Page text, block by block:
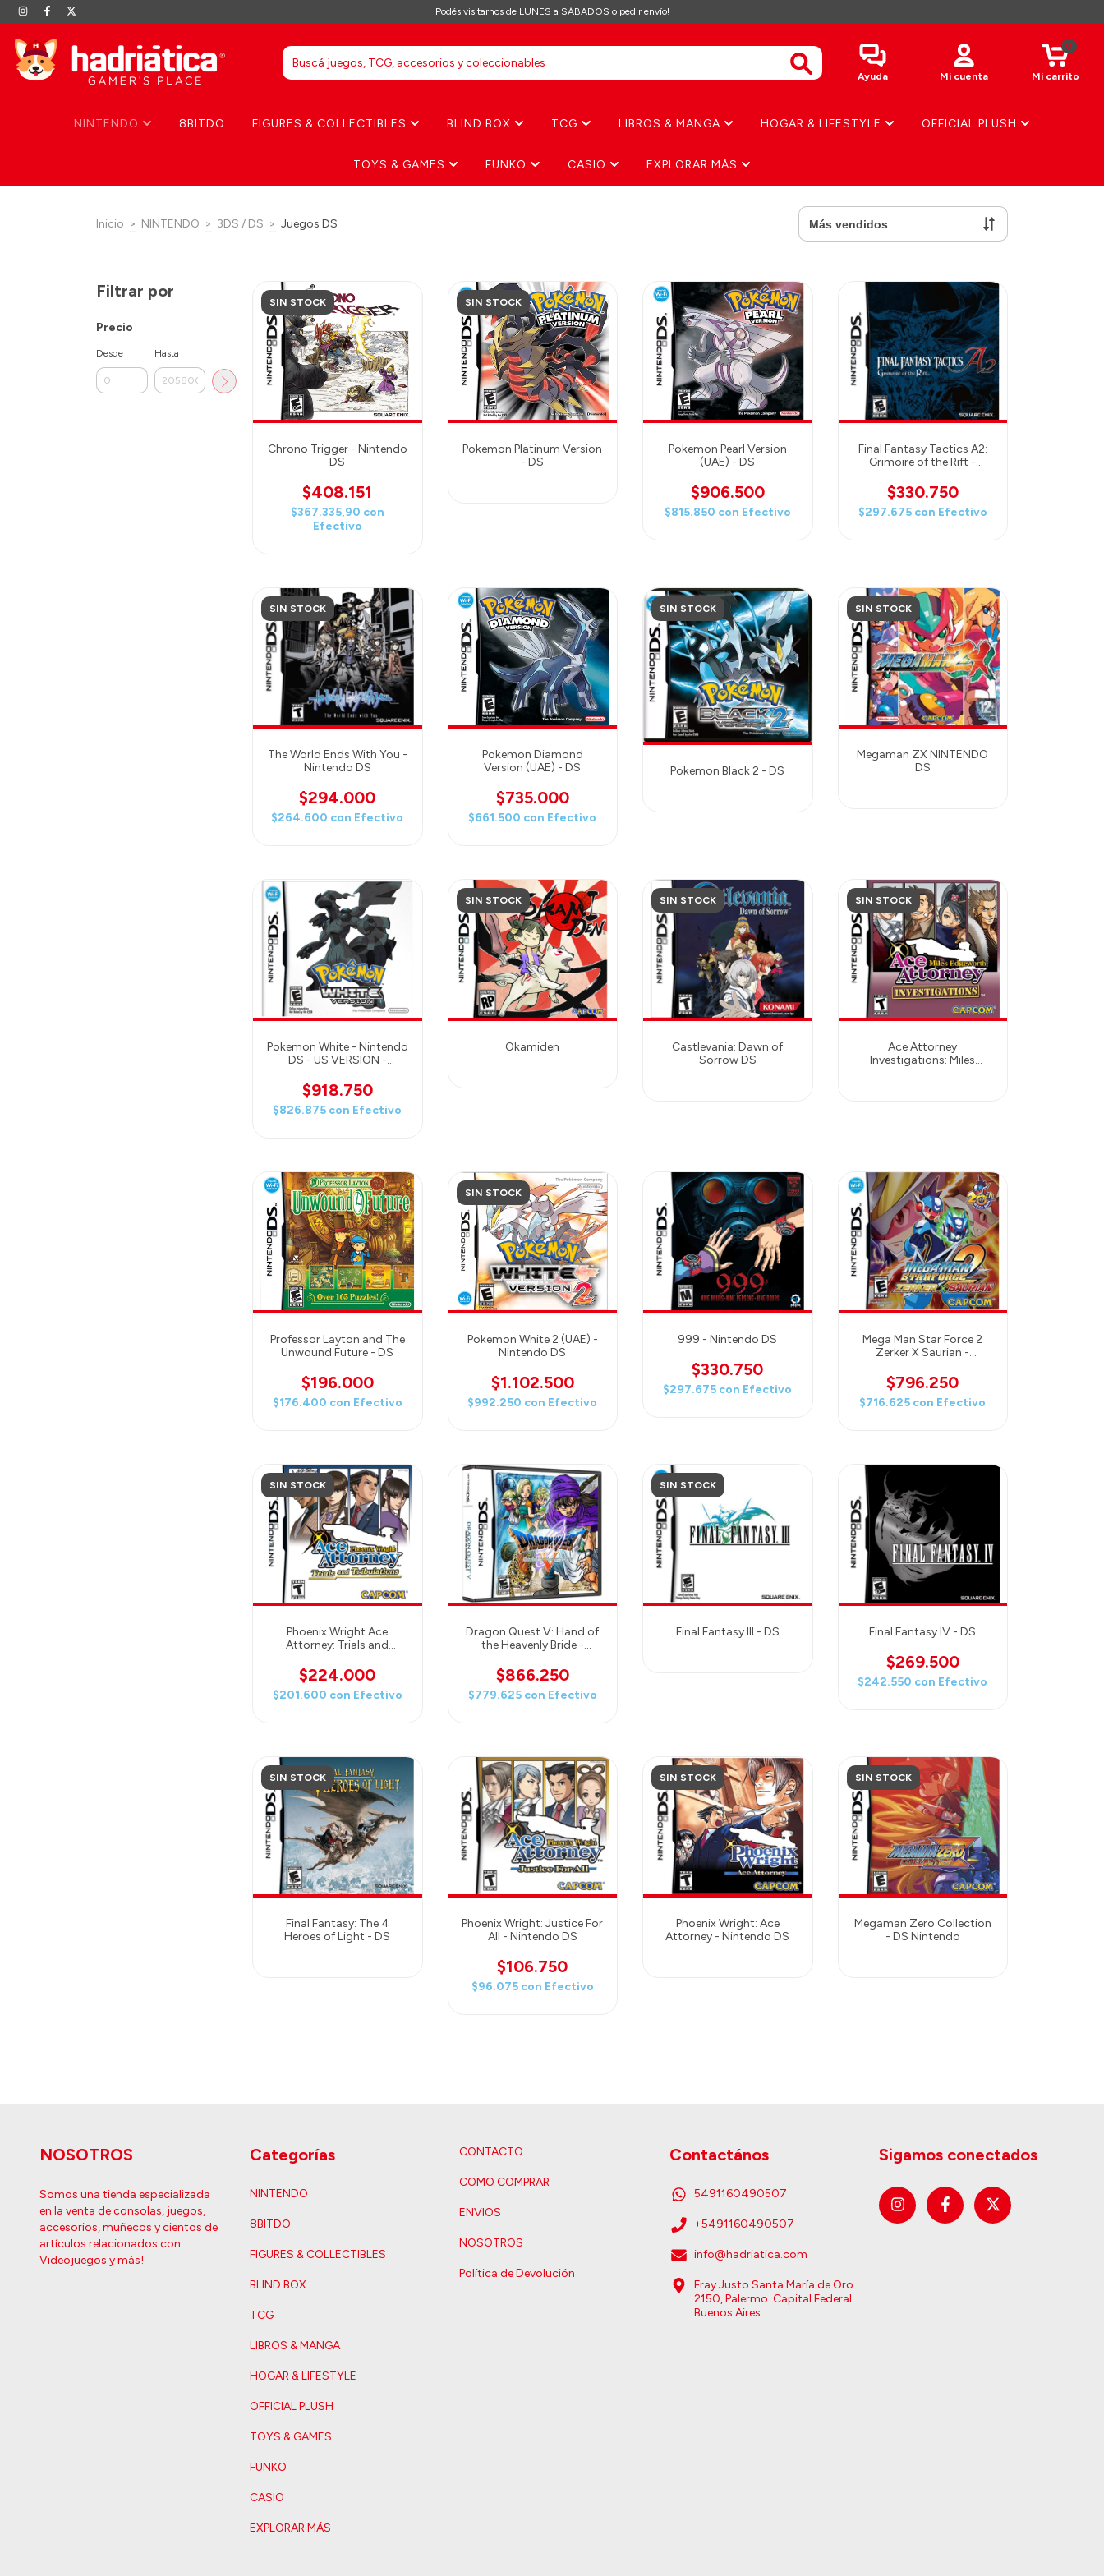
Podés visitarnos de LUNES a SÁBADOS o pedir envío!
Ayuda Mi cuenta Mi carrito
0
NINTENDO 8BITDO FIGURES & COLLECTIBLES BLIND BOX TCG LIBROS & MANGA HOGAR & LIFESTYLE OFFICIAL PLUSH
TOYS & GAMES FUNKO CASIO EXPLORAR MÁS
Inicio > NINTENDO > 3DS / DS > Juegos DS
Filtrar por
Precio
Desde Hasta
SIN STOCK
Chrono Trigger - Nintendo
DS
$408.151
$367.335,90 con
Efectivo
SIN STOCK
Pokemon Platinum Version
- DS
Pokemon Pearl Version
(UAE) - DS
$906.500
$815.850 con Efectivo
Final Fantasy Tactics A2:
Grimoire of the Rift -
$330.750
$297.675 con Efectivo
SIN STOCK
The World Ends With You -
Nintendo DS
$294.000
$264.600 con Efectivo
Pokemon Diamond
Version (UAE) - DS
$735.000
$661.500 con Efectivo
SIN STOCK
Pokemon Black 2 - DS
SIN STOCK
Megaman ZX NINTENDO
DS
Pokemon White - Nintendo
DS - US VERSION -
$918.750
$826.875 con Efectivo
SIN STOCK
Okamiden
SIN STOCK
Castlevania: Dawn of
Sorrow DS
SIN STOCK
Ace Attorney
Investigations: Miles
Professor Layton and The
Unwound Future - DS
$196.000
$176.400 con Efectivo
SIN STOCK
Pokemon White 2 (UAE) -
Nintendo DS
$1.102.500
$992.250 con Efectivo
999 - Nintendo DS
$330.750
$297.675 con Efectivo
Mega Man Star Force 2
Zerker X Saurian -
$796.250
$716.625 con Efectivo
SIN STOCK
Phoenix Wright Ace
Attorney: Trials and
$224.000
$201.600 con Efectivo
Dragon Quest V: Hand of
the Heavenly Bride -
$866.250
$779.625 con Efectivo
SIN STOCK
Final Fantasy III - DS Final Fantasy IV - DS
$269.500
$242.550 con Efectivo
SIN STOCK
Final Fantasy: The 4
Heroes of Light - DS
Phoenix Wright: Justice For
All - Nintendo DS
$106.750
$96.075 con Efectivo
SIN STOCK
Phoenix Wright: Ace
Attorney - Nintendo DS
SIN STOCK
Megaman Zero Collection
- DS Nintendo
NOSOTROS
Somos una tienda especializada
en la venta de consolas, juegos,
accesorios, muñecos y cientos de
artículos relacionados con
Videojuegos y más!
Categorías
NINTENDO
8BITDO
FIGURES & COLLECTIBLES
BLIND BOX
TCG
LIBROS & MANGA
HOGAR & LIFESTYLE
OFFICIAL PLUSH
TOYS & GAMES
FUNKO
CASIO
EXPLORAR MÁS
CONTACTO
COMO COMPRAR
ENVIOS
NOSOTROS
Política de Devolución
Contactános
5491160490507
+5491160490507
info@hadriatica.com
Fray Justo Santa María de Oro
2150, Palermo. Capital Federal.
Buenos Aires
Sigamos conectados